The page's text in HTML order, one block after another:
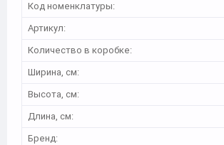
Код номенклатуры:
Артикул:
Количество в коробке:
Ширина, см:
Высота, см:
Длина, см:
Бренд: